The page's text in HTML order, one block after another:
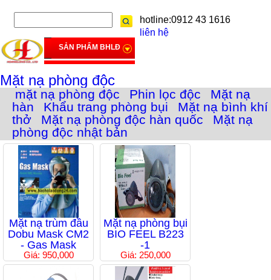
hotline:0912 43 1616
liên hệ
SẢN PHẨM BHLĐ
Mặt nạ phòng độc
mặt nạ phòng độc Phin lọc độc
Mặt nạ
hàn
Khẩu trang phòng bụi
Mặt nạ bình khí
thở
Mặt nạ phòng độc hàn quốc
Mặt nạ
phòng độc nhật bản
Mặt nạ trùm đầu
Dobu Mask CM2
- Gas Mask
Giá: 950,000
Mặt nạ phòng bụi
BIO FEEL B223
-1
Giá: 250,000